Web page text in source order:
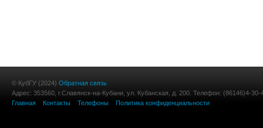
© КубГУ (2024) Обратная связь
Адрес: 353560, г.Славянск-на-Кубани, ул. Кубанская, д. 200. Телефон: (86146)4-30-
Главная
Контакты Телефоны Политика конфиденциальности